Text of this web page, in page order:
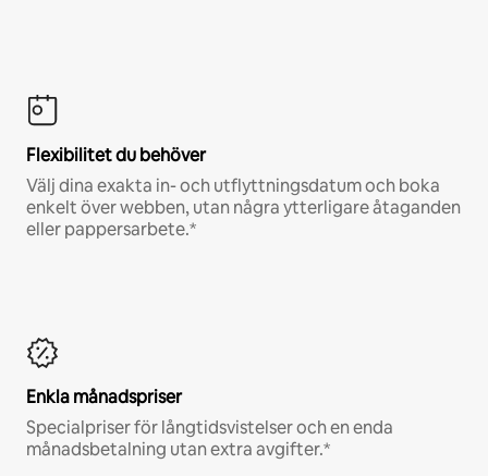
Flexibilitet du behöver
Välj dina exakta in- och utflyttningsdatum och boka
enkelt över webben, utan några ytterligare åtaganden
eller pappersarbete.*
Enkla månadspriser
Specialpriser för långtidsvistelser och en enda
månadsbetalning utan extra avgifter.*